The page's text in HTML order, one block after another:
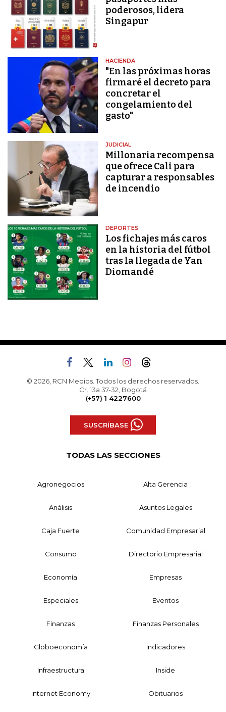
poderosos, lidera
Singapur
HACIENDA
"En las próximas horas
firmaré el decreto para
concretar el
congelamiento del
gasto"
JUDICIAL
Millonaria recompensa
que ofrece Cali para
capturar a responsables
de incendio
DEPORTES
Los fichajes más caros
en la historia del fútbol
tras la llegada de Yan
Diomandé
© 2026, RCN Medios. Todos los derechos reservados.
Cr. 13a 37-32, Bogotá
(+57) 1 4227600
SUSCRÍBASE
TODAS LAS SECCIONES
Agronegocios Alta Gerencia
Análisis Asuntos Legales
Caja Fuerte Comunidad Empresarial
Consumo Directorio Empresarial
Economía Empresas
Especiales Eventos
Finanzas Finanzas Personales
Globoeconomía Indicadores
Infraestructura Inside
Internet Economy Obituarios